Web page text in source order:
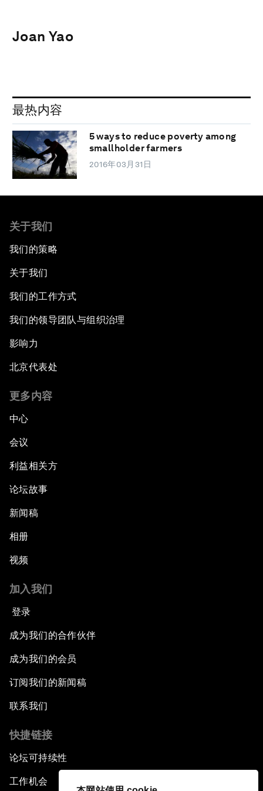
Joan Yao
最热内容
5 ways to reduce poverty among
smallholder farmers
2016年03月31日
关于我们
我们的策略
关于我们
我们的工作方式
我们的领导团队与组织治理
影响力
北京代表处
更多内容
中心
会议
利益相关方
论坛故事
新闻稿
相册
视频
加入我们
登录
成为我们的合作伙伴
成为我们的会员
订阅我们的新闻稿
联系我们
快捷链接
论坛可持续性
工作机会